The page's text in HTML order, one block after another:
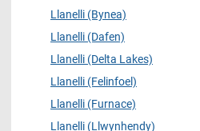
Llanelli (Bynea)
Llanelli (Dafen)
Llanelli (Delta Lakes)
Llanelli (Felinfoel)
Llanelli (Furnace)
Llanelli (Llwynhendy)